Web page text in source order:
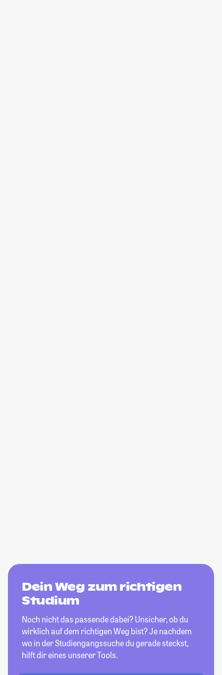
Dein Weg zum richtigen
Studium
Noch nicht das passende dabei? Unsicher, ob du
wirklich auf dem richtigen Weg bist? Je nachdem
wo in der Studiengangssuche du gerade steckst,
hilft dir eines unserer Tools.